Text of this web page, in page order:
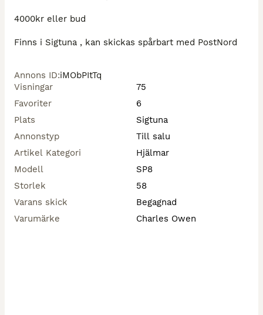
4000kr eller bud
Annons ID:iMObPItTq
Visningar
75
Favoriter
6
Plats
Sigtuna
Annonstyp
Till salu
Artikel Kategori
Hjälmar
Modell
SP8
Storlek
58
Varans skick
Begagnad
Varumärke
Charles Owen